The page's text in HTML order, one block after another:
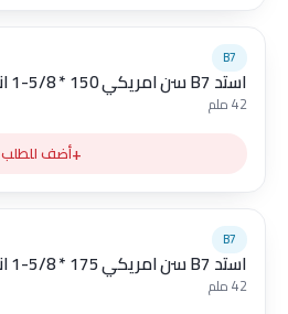
B7
استد B7 سن امريكي 150 * 5/8-1 انج
42 ملم
+أضف للطلب
B7
استد B7 سن امريكي 175 * 5/8-1 انج
42 ملم